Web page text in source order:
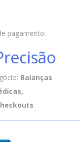
pagamento.
Balanças
.